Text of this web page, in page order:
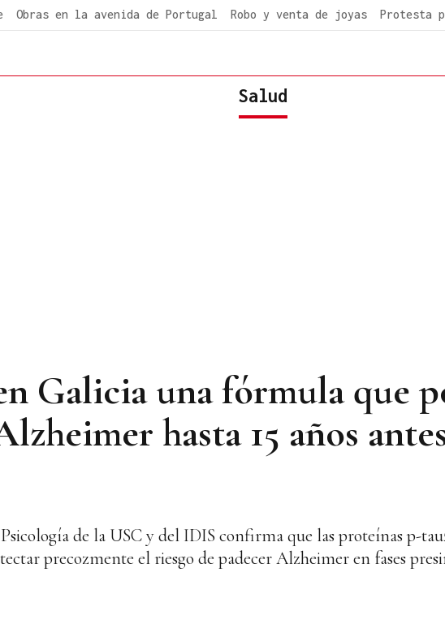
Obras en la avenida de Portugal Robo y venta de joyas Protesta
Salud
Galicia una fórmula que
hasta 15 años
de la USC y del IDIS confirma que las proteínas p-
precozmente el riesgo de padecer Alzheimer en fases